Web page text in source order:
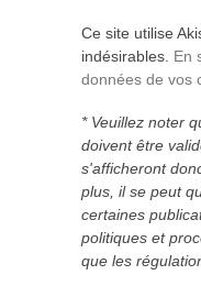
Ce site utilise
indésirables. En
données de vos
* Veuillez noter
doivent être
s'afficheront
plus, il se peut
certaines
politiques et
que les